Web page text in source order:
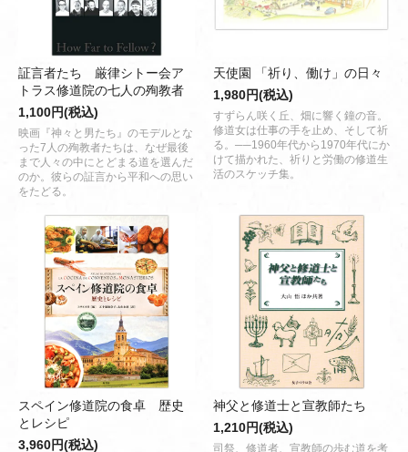
証言者たち 厳律シトー会ア
トラス修道院の七人の殉教者
1,100円(税込)
映画『神々と男たち』のモデルとな
った7人の殉教者たちは、なぜ最後
まで人々の中にとどまる道を選んだ
のか。彼らの証言から平和への思い
をたどる。
天使園 「祈り、働け」の日々
1,980円(税込)
すずらん咲く丘、畑に響く鐘の音。
修道女は仕事の手を止め、そして祈
る。──1960年代から1970年代にか
けて描かれた、祈りと労働の修道生
活のスケッチ集。
スペイン修道院の食卓 歴史
とレシピ
3,960円(税込)
神父と修道士と宣教師たち
1,210円(税込)
司祭、修道者、宣教師の歩む道を考